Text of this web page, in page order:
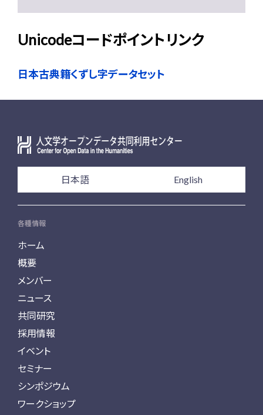
Unicodeコードポイントリンク
日本古典籍くずし字データセット
日本語 English
各種情報
ホーム
概要
メンバー
ニュース
共同研究
採用情報
イベント
セミナー
シンポジウム
ワークショップ